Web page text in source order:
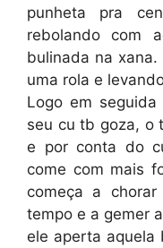
punheta pra
rebolando com
bulinada na
uma rola e
Logo em
seu cu tb goza, o
e por conta do
come com mais
começa a
tempo e a gemer
ele aperta aquela